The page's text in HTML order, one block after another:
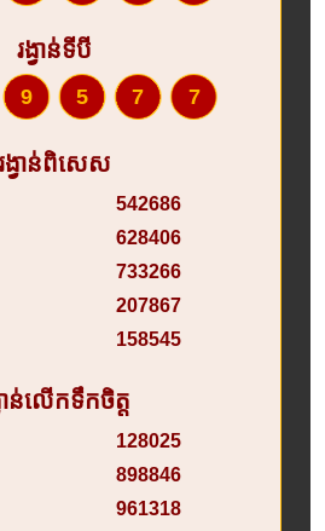
រង្វាន់ទីបី
ង្វាន់ពិសេស
542686
628406
733266
207867
158545
ាន់លើកទឹកចិត្ត
128025
898846
961318